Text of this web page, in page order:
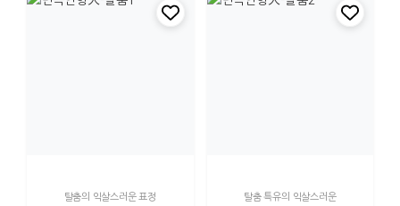
탈춤의 익살스러운 표정 탈춤 특유의 익살스러운